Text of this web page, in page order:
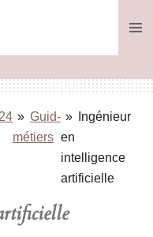
» Guid-
métiers
»
Ingénieur
en
intelligence
artificielle